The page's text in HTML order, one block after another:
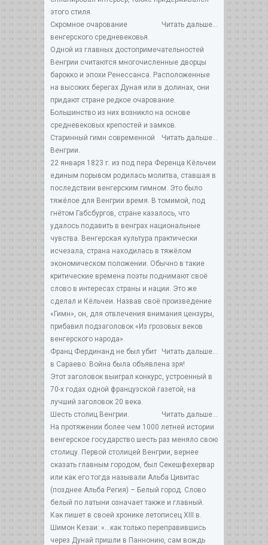
этого стиля.
Читать дальше...
Скромное очарование
венгерского средневековья.
Одной из главных достопримечательностей
Венгрии считаются многочисленные дворцы
барокко и эпохи Ренессанса. Расположенные
на высоких берегах Дуная или в долинах, они
придают стране редкое очарование.
Большинство из них возникло на основе
средневековых крепостей и замков.
Читать дальше...
Старинный гимн современной
Венгрии.
22 января 1823 г. из под пера Ференца Кёльчеи
единым порывом родилась молитва, ставшая в
последствии венгерским гимном. Это было
тяжёлое для Венгрии время. В томимой, под
гнётом Габсбургов, стране казалось, что
удалось подавить в венграх национальные
чувства. Венгерская культура практически
исчезала, страна находилась в тяжёлом
экономическом положении. Обычно в такие
критические времена поэты поднимают своё
слово в интересах страны и нации. Это же
сделал и Кёльчеи. Назвав своё произведение
«Гимн», он, для отвлечения внимания цензуры,
прибавил подзаголовок «Из грозовых веков
венгерского народа».
Читать дальше...
Франц Фердинанд не был убит
в Сараево. Война была объявлена зря!
Этот заголовок выиграл конкурс, устроенный в
70-х годах одной французской газетой, на
лучший заголовок 20 века.
Читать дальше...
Шесть столиц Венгрии.
На протяжении более чем 1000 летней истории
венгерское государство шесть раз меняло свою
столицу. Первой столицей Венгрии, вернее
сказать главным городом, был Секешфехервар
или как его тогда называли Альба Цивитас
(позднее Альба Регия) – Белый город. Слово
белый по латыни означает также и главный.
Как пишет в своей хронике летописец XIII в.
Шимон Кезаи: «…как только переправившись
через Дунай пришли в Паннонию, сам вождь